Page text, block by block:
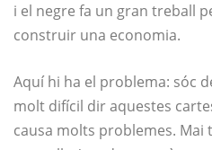
i el negre fa un gran treball
construir una economia.
Aquí hi ha el problema: sóc
molt difícil dir aquestes
causa molts problemes.